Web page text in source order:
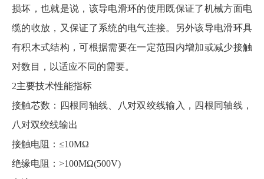
损坏，也就是说，该导电滑环的使用既保证了机械方面电
缆的收放，又保证了系统的电气连接。另外该导电滑环具
有积木式结构，可根据需要在一定范围内增加或减少接触
对数目，以适应不同的需要。
2主要技术性能指标
接触芯数：四根同轴线、八对双绞线输入，四根同轴线，
八对双绞线输出
接触电阻：≤10MΩ
绝缘电阻：>100MΩ(500V)